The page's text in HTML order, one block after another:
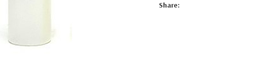
Share: